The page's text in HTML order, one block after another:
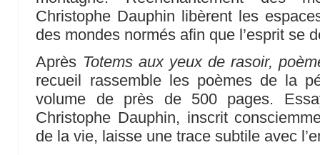
Christophe Dauphin libèrent les
des mondes normés afin que l’esprit se
Après Totems aux yeux de rasoir,
recueil rassemble les poèmes de la
volume de près de 500 pages.
Christophe Dauphin, inscrit
de la vie, laisse une trace subtile avec